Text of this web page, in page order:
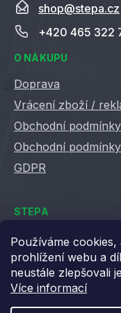
Používáme
prohlížení webu a
neustále zlepšovali
Více informací
shop@stepa.cz
+420 465 322
O NÁKUPU
Doprava
Vrácení zboží /
Obchodní
Obchodní
GDPR
STEPA
Kontakty
Kariéra ve Stepě
Věrnostní slevy